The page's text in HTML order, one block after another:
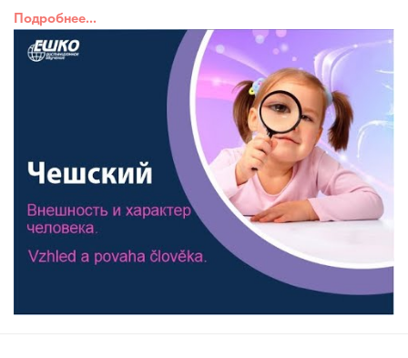
Подробнее...